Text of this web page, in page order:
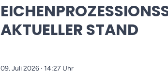
AKTUELLER STAND
09. Juli 2026 · 14:27 Uhr